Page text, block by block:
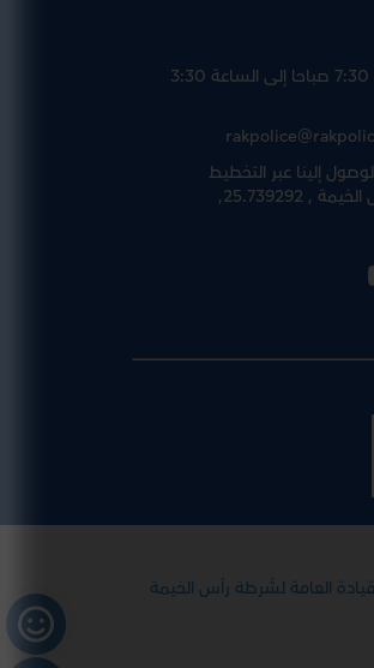
من الساعة 7:30 صباحا إلى الساعة 3:30
إلينا عبر التخطيط
, 25.739292,
العامة لشرطة رأس الخيمة